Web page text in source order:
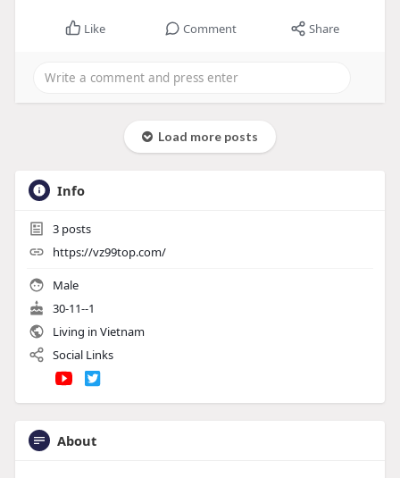
Like Comment Share
Load more posts
Info
3posts
https://vz99top.com/
Male
30-11--1
Living in Vietnam
Social Links
About